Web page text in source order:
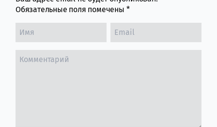
Обязательные поля помечены *